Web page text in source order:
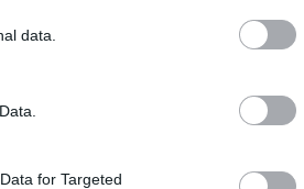
data.
for Targeted
topin, normalisht që do ti gjuaj
lagja.